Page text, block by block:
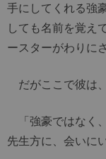
手にしてくれる強
しても名前を覚え
ースターがわりに
だがここで彼は
「強豪ではなく
先生方に、会いに